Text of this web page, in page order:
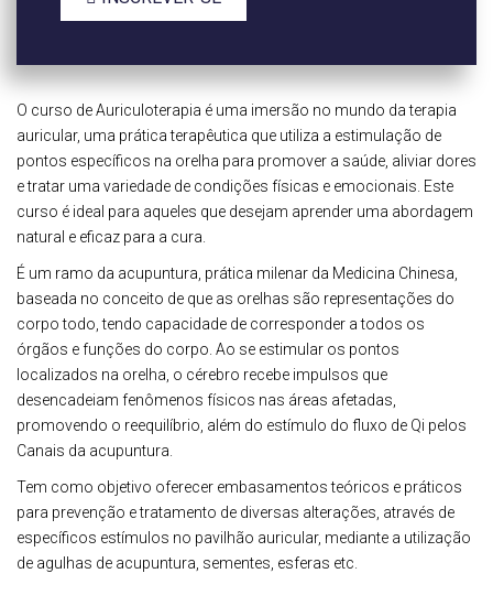
O curso de Auriculoterapia é uma imersão no mundo da terapia
auricular, uma prática terapêutica que utiliza a estimulação de
pontos específicos na orelha para promover a saúde, aliviar dores
e tratar uma variedade de condições físicas e emocionais. Este
curso é ideal para aqueles que desejam aprender uma abordagem
natural e eficaz para a cura.
É um ramo da acupuntura, prática milenar da Medicina Chinesa,
baseada no conceito de que as orelhas são representações do
corpo todo, tendo capacidade de corresponder a todos os
órgãos e funções do corpo. Ao se estimular os pontos
localizados na orelha, o cérebro recebe impulsos que
desencadeiam fenômenos físicos nas áreas afetadas,
promovendo o reequilíbrio, além do estímulo do fluxo de Qi pelos
Canais da acupuntura.
Tem como objetivo oferecer embasamentos teóricos e práticos
para prevenção e tratamento de diversas alterações, através de
específicos estímulos no pavilhão auricular, mediante a utilização
de agulhas de acupuntura, sementes, esferas etc.